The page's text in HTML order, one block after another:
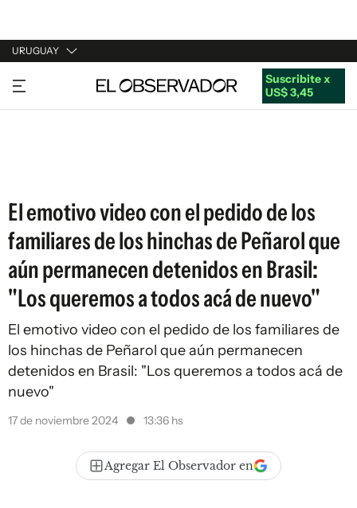
URUGUAY
URUGUAY
ARGENTINA
Suscribite x
US$ 3,45
El emotivo video con el pedido de los
familiares de los hinchas de Peñarol que
aún permanecen detenidos en Brasil:
"Los queremos a todos acá de nuevo"
El emotivo video con el pedido de los familiares de
los hinchas de Peñarol que aún permanecen
detenidos en Brasil: "Los queremos a todos acá de
nuevo"
17 de noviembre 2024 13:36 hs
Agregar El Observador en